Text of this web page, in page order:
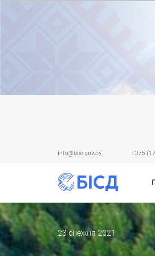
info@bisr.gov.by +375
Дата
публикации
23 cнежня 2021